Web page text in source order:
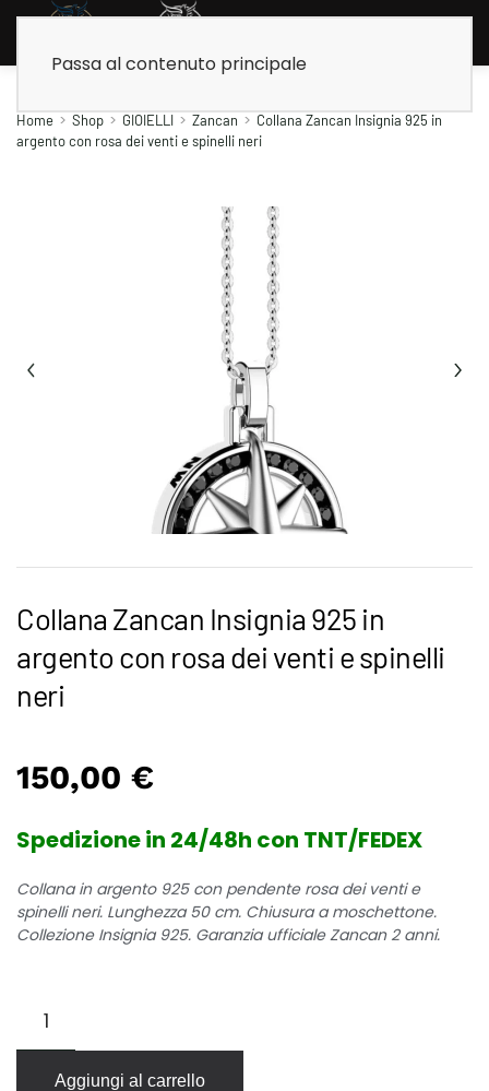
Passa al contenuto principale
Home Shop GIOIELLI Zancan
Collana Zancan Insignia 925 in
argento con rosa dei venti e spinelli neri
Collana Zancan Insignia 925 in
argento con rosa dei venti e spinelli
neri
150,00 €
Spedizione in 24/48h con TNT/FEDEX
Collana in argento 925 con pendente rosa dei venti e
spinelli neri. Lunghezza 50 cm. Chiusura a moschettone.
Collezione Insignia 925. Garanzia ufficiale Zancan 2 anni.
Zancan
Insignia
Aggiungi al carrello